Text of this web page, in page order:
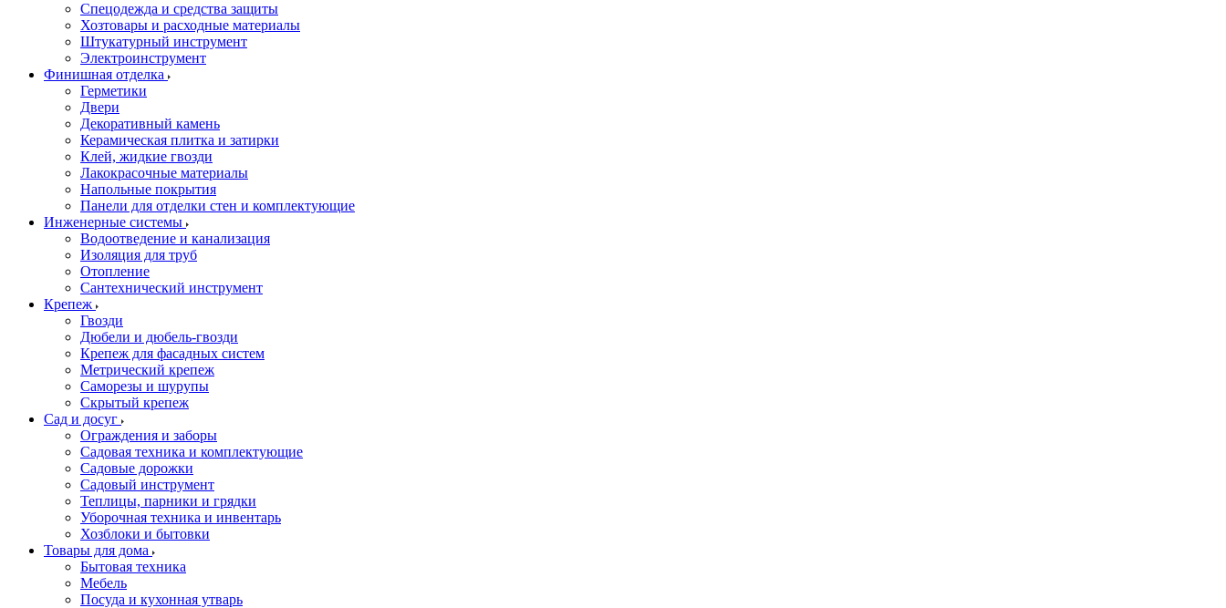
Спецодежда и средства защиты
Хозтовары и расходные материалы
Штукатурный инструмент
Электроинструмент
Финишная отделка
Герметики
Двери
Декоративный камень
Керамическая плитка и затирки
Клей, жидкие гвозди
Лакокрасочные материалы
Напольные покрытия
Панели для отделки стен и комплектующие
Инженерные системы
Водоотведение и канализация
Изоляция для труб
Отопление
Сантехнический инструмент
Крепеж
Гвозди
Дюбели и дюбель-гвозди
Крепеж для фасадных систем
Метрический крепеж
Саморезы и шурупы
Скрытый крепеж
Сад и досуг
Ограждения и заборы
Садовая техника и комплектующие
Садовые дорожки
Садовый инструмент
Теплицы, парники и грядки
Уборочная техника и инвентарь
Хозблоки и бытовки
Товары для дома
Бытовая техника
Мебель
Посуда и кухонная утварь